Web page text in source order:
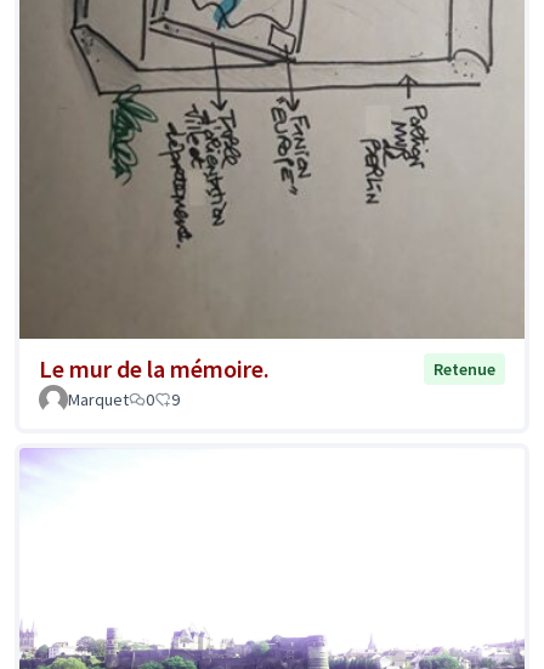
Le mur de la mémoire.
Retenue
Marquet
0 9